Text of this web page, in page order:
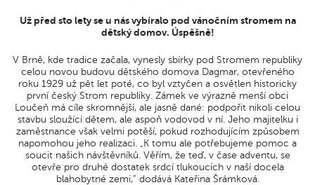
Už před sto lety se u nás vybíralo pod vánočním stromem na
dětský domov. Úspěšně!
V Brně, kde tradice začala, vynesly sbírky pod Stromem republiky
celou novou budovu dětského domova Dagmar, otevřeného
roku 1929 už pět let poté, co byl vztyčen a osvětlen historicky
první český Strom republiky. Zámek ve výrazně menší obci
Loučeň má cíle skromnější, ale jasně dané: podpořit nikoli celou
stavbu sloužící dětem, ale aspoň vodovod v ní. Jeho majitelku i
zaměstnance však velmi potěší, pokud rozhodujícím způsobem
napomohou jeho realizaci. „K tomu ale potřebujeme pomoc a
soucit našich návštěvníků. Věřím, že teď, v čase adventu, se
otevře pro druhé dostatek srdcí tlukoucích v naší docela
blahobytné zemi,“ dodává Kateřina Šrámková.